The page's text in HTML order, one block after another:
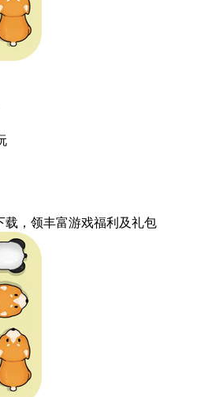
载 ，领丰富游戏福利 及礼包